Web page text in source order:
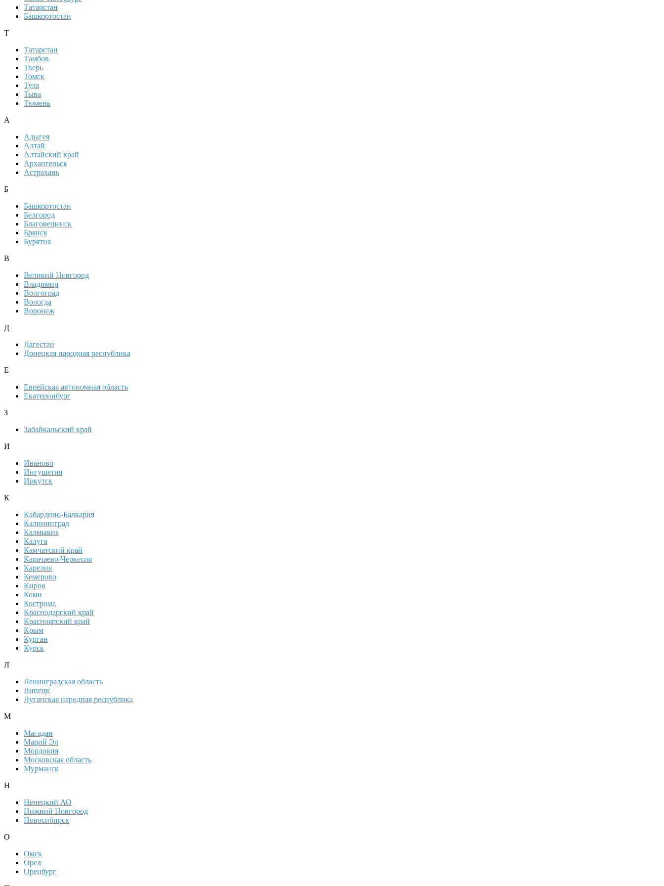
Татарстан
Башкортостан
Т
Татарстан
Тамбов
Тверь
Томск
Тула
Тыва
Тюмень
А
Адыгея
Алтай
Алтайский край
Архангельск
Астрахань
Б
Башкортостан
Белгород
Благовещенск
Брянск
Бурятия
В
Великий Новгород
Владимир
Волгоград
Вологда
Воронеж
Д
Дагестан
Донецкая народная республика
Е
Еврейская автономная область
Екатеринбург
З
Забайкальский край
И
Иваново
Ингушетия
Иркутск
К
Кабардино-Балкария
Калининград
Калмыкия
Калуга
Камчатский край
Карачаево-Черкесия
Карелия
Кемерово
Киров
Коми
Кострома
Краснодарский край
Красноярский край
Крым
Курган
Курск
Л
Ленинградская область
Липецк
Луганская народная республика
М
Магадан
Марий Эл
Мордовия
Московская область
Мурманск
Н
Ненецкий АО
Нижний Новгород
Новосибирск
О
Омск
Орел
Оренбург